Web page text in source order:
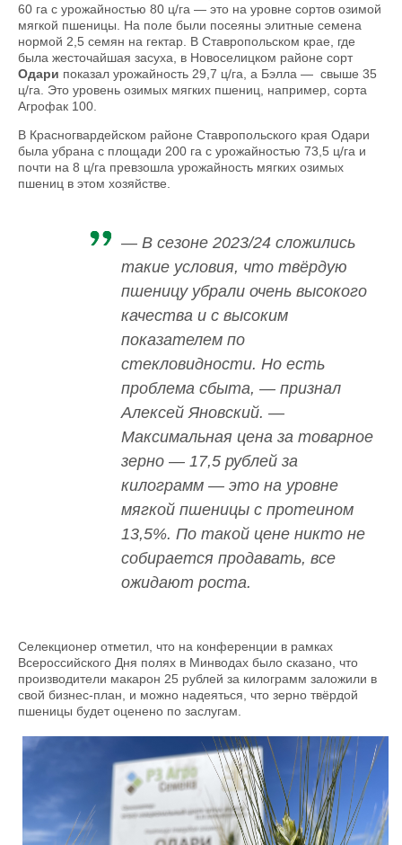
60 га с урожайностью 80 ц/га — это на уровне сортов озимой
мягкой пшеницы. На поле были посеяны элитные семена
нормой 2,5 семян на гектар. В Ставропольском крае, где
была жесточайшая засуха, в Новоселицком районе сорт
Одари показал урожайность 29,7 ц/га, а Бэлла — свыше 35
ц/га. Это уровень озимых мягких пшениц, например, сорта
Агрофак 100.
В Красногвардейском районе Ставропольского края Одари
была убрана с площади 200 га с урожайностью 73,5 ц/га и
почти на 8 ц/га превзошла урожайность мягких озимых
пшениц в этом хозяйстве.
— В сезоне 2023/24 сложились
такие условия, что твёрдую
пшеницу убрали очень высокого
качества и с высоким
показателем по
стекловидности. Но есть
проблема сбыта, — признал
Алексей Яновский. —
Максимальная цена за товарное
зерно — 17,5 рублей за
килограмм — это на уровне
мягкой пшеницы с протеином
13,5%. По такой цене никто не
собирается продавать, все
ожидают роста.
Селекционер отметил, что на конференции в рамках
Всероссийского Дня полях в Минводах было сказано, что
производители макарон 25 рублей за килограмм заложили в
свой бизнес-план, и можно надеяться, что зерно твёрдой
пшеницы будет оценено по заслугам.